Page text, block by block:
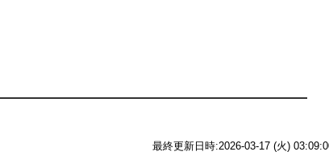
最終更新日時:2026-03-17 (火)